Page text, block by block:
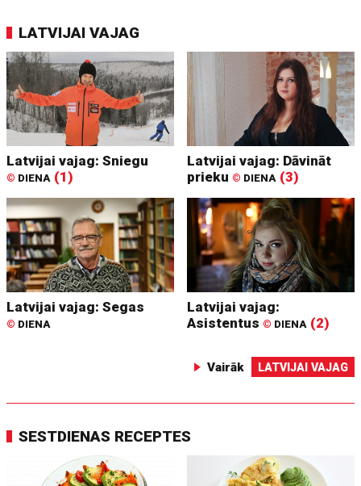
LATVIJAI VAJAG
Latvijai vajag: Sniegu
© DIENA (1)
Latvijai vajag: Dāvināt
prieku © DIENA (3)
Latvijai vajag: Segas
© DIENA
Latvijai vajag:
Asistentus © DIENA (2)
Vairāk LATVIJAI VAJAG
SESTDIENAS RECEPTES